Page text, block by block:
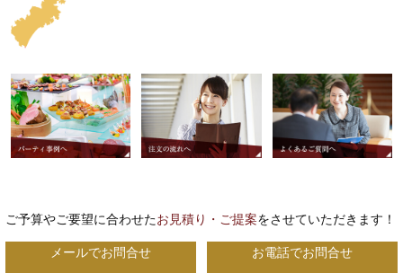
ご予算やご要望に合わせたお見積り・ご提案をさせていただきます！
メールでお問合せ お電話でお問合せ